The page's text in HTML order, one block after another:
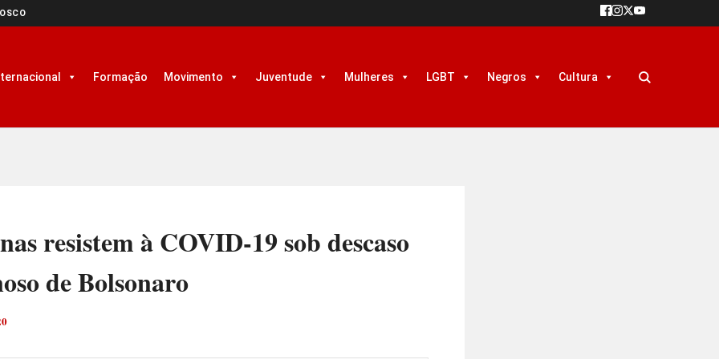
Formação Movimento Juventude Mulheres LGBT Negros Cultura
resistem à COVID-19 sob descaso
de Bolsonaro